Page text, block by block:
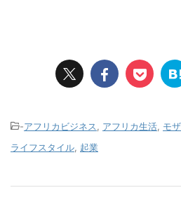
-アフリカビジネス アフリカ生活 モ
ライフスタイル 起業